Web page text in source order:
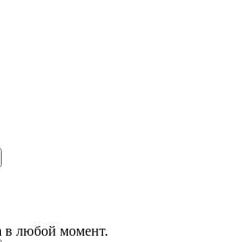
в любой момент.